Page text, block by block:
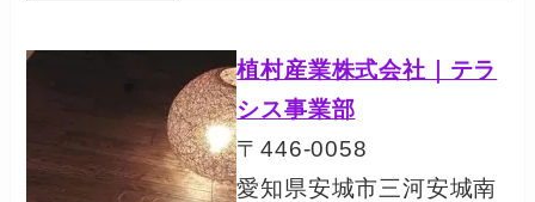
植村産業株式会社｜テラ
シス事業部
〒446-0058
愛知県安城市三河安城南